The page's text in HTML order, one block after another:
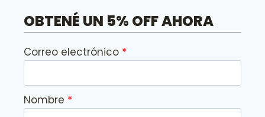
OBTENÉ UN 5% OFF AHORA
Correo electrónico
Nombre